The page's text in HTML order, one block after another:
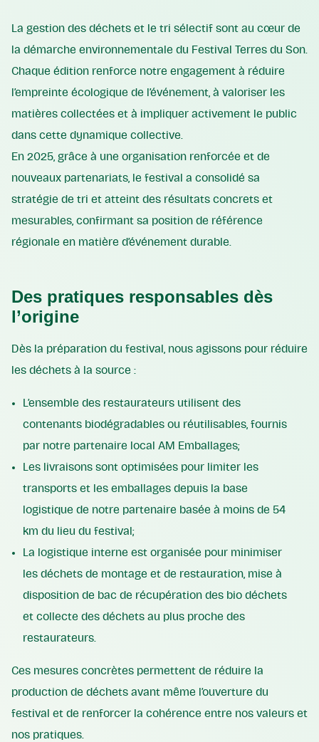
La gestion des déchets et le tri sélectif sont au cœur de
la démarche environnementale du Festival Terres du Son.
Chaque édition renforce notre engagement à réduire
l’empreinte écologique de l’événement, à valoriser les
matières collectées et à impliquer activement le public
dans cette dynamique collective.
En 2025, grâce à une organisation renforcée et de
nouveaux partenariats, le festival a consolidé sa
stratégie de tri et atteint des résultats concrets et
mesurables, confirmant sa position de référence
régionale en matière d’événement durable.
Des pratiques responsables dès
l’origine
Dès la préparation du festival, nous agissons pour réduire
les déchets à la source :
L’ensemble des restaurateurs utilisent des
contenants biodégradables ou réutilisables, fournis
par notre partenaire local AM Emballages;
Les livraisons sont optimisées pour limiter les
transports et les emballages depuis la base
logistique de notre partenaire basée à moins de 54
km du lieu du festival;
La logistique interne est organisée pour minimiser
les déchets de montage et de restauration, mise à
disposition de bac de récupération des bio déchets
et collecte des déchets au plus proche des
restaurateurs.
Ces mesures concrètes permettent de réduire la
production de déchets avant même l’ouverture du
festival et de renforcer la cohérence entre nos valeurs et
nos pratiques.